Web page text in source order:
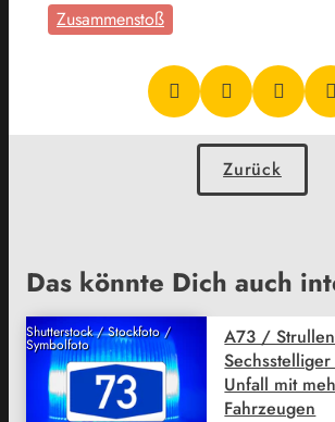
Zusammenstoß
Zurück
Das könnte Dich auch
Shutterstock / Stockfoto /
Symbolfoto
A73 /
Unfall mit
Fahrzeugen